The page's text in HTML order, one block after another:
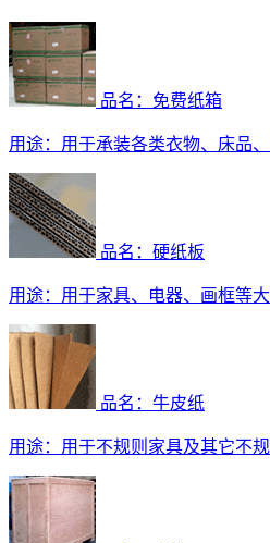
品名：免费纸箱
用途： 用于承装各类衣物、床品
品名：硬纸板
用途： 用于家具、电器、画框等
品名：牛皮纸
用途： 用于不规则家具及其它不